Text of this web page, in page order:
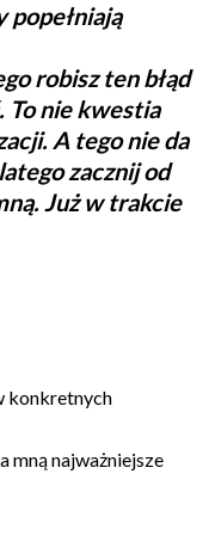
popełniają
robisz ten błąd
To nie kwestia
A tego nie da
zacznij od
Już w trakcie
konkretnych
mną najważniejsze